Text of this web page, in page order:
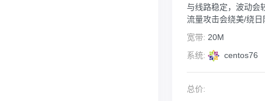
与线路稳定，波动会
流量攻击会绕美/绕日
宽带: 20M
系统:
centos76
总价: